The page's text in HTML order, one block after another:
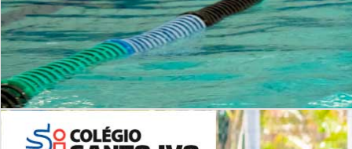
Período Integral | Saiba mais